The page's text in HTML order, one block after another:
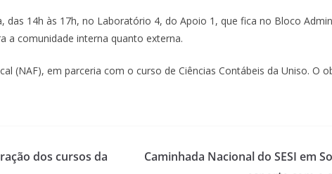
14h às 17h, no Laboratório 4, do Apoio 1, que fica no Bloco
a comunidade interna quanto externa.
(NAF), em parceria com o curso de Ciências Contábeis da Uniso. O
dos cursos da
Caminhada Nacional do SESI em